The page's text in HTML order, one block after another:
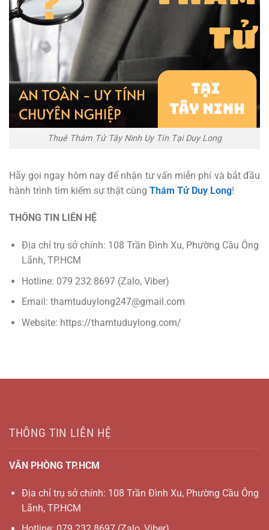
Thuê Thám Tử Tây Ninh Uy Tín Tại Duy Long
Hãy gọi ngay hôm nay để nhận tư vấn miễn phí và bắt đầu
hành trình tìm kiếm sự thật cùng Thám Tử Duy Long!
THÔNG TIN LIÊN HỆ
Địa chỉ trụ sở chính: 108 Trần Đình Xu, Phường Cầu Ông
Lãnh, TP.HCM
Hotline: 079 232 8697 (Zalo, Viber)
Email: thamtuduylong247@gmail.com
Website: https://thamtuduylong.com/
THÔNG TIN LIÊN HỆ
VĂN PHÒNG TP.HCM
Địa chỉ trụ sở chính: 108 Trần Đình Xu, Phường Cầu Ông
Lãnh, TP.HCM